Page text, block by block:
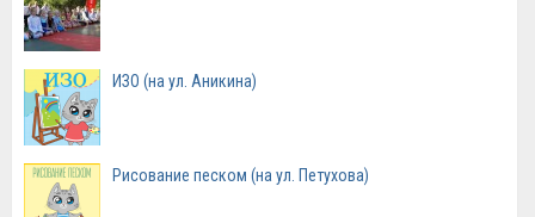
ИЗО (на ул. Аникина)
Рисование песком (на ул. Петухова)